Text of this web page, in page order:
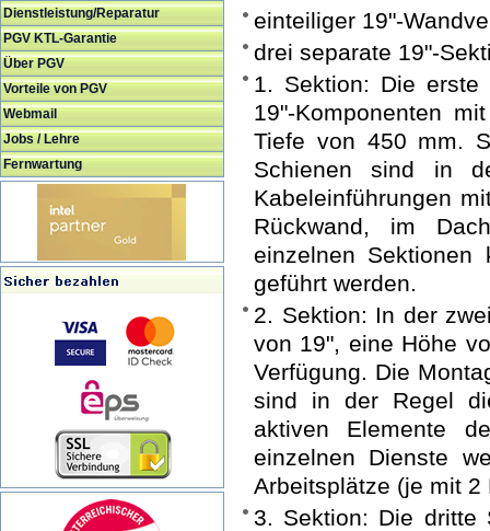
Dienstleistung/Reparatur
PGV KTL-Garantie
Über PGV
Vorteile von PGV
Webmail
Jobs / Lehre
Fernwartung
einteiliger 19"-
drei separate 19"-
1. Sektion: Die erste
19"-Komponenten
Tiefe von 450 mm.
Schienen sind in
Kabeleinführungen
Rückwand, im
einzelnen Sektionen
geführt werden.
2. Sektion: In der
von 19", eine Höhe
Verfügung. Die
sind in der Regel
aktiven Elemente
einzelnen Dienste
Arbeitsplätze (je mit
3. Sektion: Die dritte